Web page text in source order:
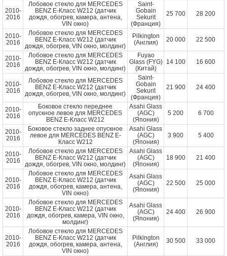
2010-
2016
Лобовое стекло для MERCEDES
BENZ E-Класс W212 (датчик
дождя, обогрев, камера, антена,
VIN окно)
Saint-
Gobain
Sekurit
(Франция)
25 700 28 200
2010-
2016
Лобовое стекло для MERCEDES
BENZ E-Класс W212 (датчик
дождя, обогрев, VIN окно, молдинг)
Pilkington
(Англия)
20 000 22 500
2010-
2016
Лобовое стекло для MERCEDES
BENZ E-Класс W212 (датчик
дождя, обогрев, VIN окно, молдинг)
Fuyao
Glass (FYG)
(Китай)
14 100 16 600
2010-
2016
Лобовое стекло для MERCEDES
BENZ E-Класс W212 (датчик
дождя, обогрев, VIN окно, молдинг)
Saint-
Gobain
Sekurit
(Франция)
21 900 24 400
2010-
2016
Боковое стекло переднее
опускное левое для MERCEDES
BENZ E-Класс W212
Asahi Glass
(AGC)
(Япония)
5 200 6 700
2010-
2016
Боковое стекло заднее опускное
левое для MERCEDES BENZ E-
Класс W212
Asahi Glass
(AGC)
(Япония)
3 900 5 400
2010-
2016
Лобовое стекло для MERCEDES
BENZ E-Класс W212 (датчик
дождя, обогрев, VIN окно, молдинг)
Asahi Glass
(AGC)
(Япония)
18 900 21 400
2010-
2016
Лобовое стекло для MERCEDES
BENZ E-Класс W212 (датчик
дождя, обогрев, камера, антена,
VIN окно)
Asahi Glass
(AGC)
(Япония)
22 500 25 000
2010-
2016
Лобовое стекло для MERCEDES
BENZ E-Класс W212 (датчик
дождя, обогрев, камера, VIN окно,
молдинг)
Asahi Glass
(AGC)
(Япония)
24 400 26 900
2010-
2016
Лобовое стекло для MERCEDES
BENZ E-Класс W212 (датчик
дождя, обогрев, камера, антена,
VIN окно)
Pilkington
(Англия)
30 500 33 000